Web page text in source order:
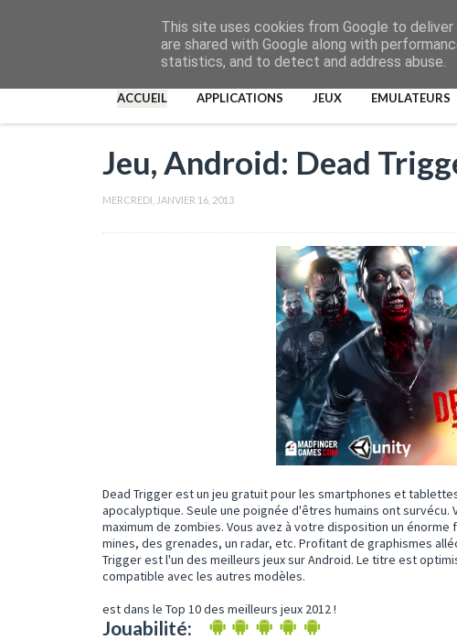
ACCUEIL APPLICATIONS JEUX EMULATEURS
Jeu, Android: Dead
MERCREDI, JANVIER 16, 2013
Dead Trigger est un jeu gratuit pour les smartphones et
apocalyptique. Seule une poignée d'êtres humains ont
maximum de zombies. Vous avez à votre disposition un
mines, des grenades, un radar, etc. Profitant de graphismes
Trigger est l'un des meilleurs jeux sur Android. Le titre est
compatible avec les autres modèles.
est dans le Top 10 des meilleurs jeux 2012 !
Jouabilité:
This site uses cookies from Google to
are shared with Google along with
statistics, and to detect and address abuse.